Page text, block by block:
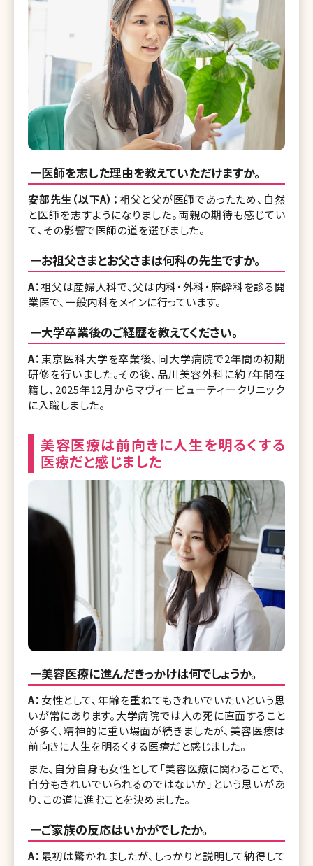
ー医師を志した理由を教えていただけますか。
安部先生（以下A）：祖父と父が医師であったため、自然
と医師を志すようになりました。両親の期待も感じてい
て、その影響で医師の道を選びました。
ーお祖父さまとお父さまは何科の先生ですか。
A：祖父は産婦人科で、父は内科・外科・麻酔科を診る開
業医で、一般内科をメインに行っています。
ー大学卒業後のご経歴を教えてください。
A： 東京医科大学を卒業後、同大学病院で2年間の初期
研修を行いました。その後、品川美容外科に約7年間在
籍し、2025年12月からマヴィービューティークリニック
に入職しました。
美容医療は前向きに人生を明るくする
医療だと感じました
ー美容医療に進んだきっかけは何でしょうか。
A： 女性として、年齢を重ねてもきれいでいたいという思
いが常にあります。大学病院では人の死に直面すること
が多く、精神的に重い場面が続きましたが、美容医療は
前向きに人生を明るくする医療だと感じました。
また、自分自身も女性として「美容医療に関わることで、
自分もきれいでいられるのではないか」という思いがあ
り、この道に進むことを決めました。
ーご家族の反応はいかがでしたか。
A： 最初は驚かれましたが、しっかりと説明して納得して